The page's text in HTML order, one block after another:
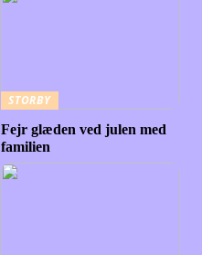
STORBY
Fejr glæden ved julen med
familien